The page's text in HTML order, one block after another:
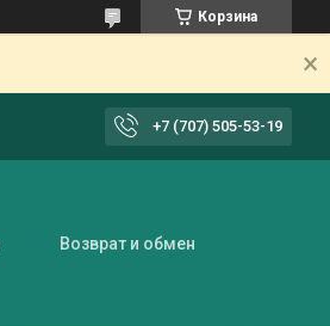
Корзина
+7 (707) 505-53-19
Возврат и обмен